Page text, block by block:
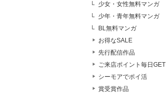
少女・女性無料マンガ
少年・青年無料マンガ
BL無料マンガ
お得なSALE
先行配信作品
ご来店ポイント毎日GET
シーモアでポイ活
賞受賞作品